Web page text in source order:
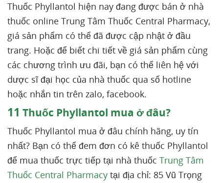
Thuốc Phyllantol hiện nay đang được bán ở nhà
thuốc online Trung Tâm Thuốc Central Pharmacy,
giá sản phẩm có thể đã được cập nhật ở đầu
trang. Hoặc để biết chi tiết về giá sản phẩm cùng
các chương trình ưu đãi, bạn có thể liên hệ với
dược sĩ đại học của nhà thuốc qua số hotline
hoặc nhắn tin trên zalo, facebook.
11 Thuốc Phyllantol mua ở đâu?
Thuốc Phyllantol mua ở đâu chính hãng, uy tín
nhất? Bạn có thể đem đơn có kê thuốc Phyllantol
để mua thuốc trực tiếp tại nhà thuốc Trung Tâm
Thuốc Central Pharmacy tại địa chỉ: 85 Vũ Trọng